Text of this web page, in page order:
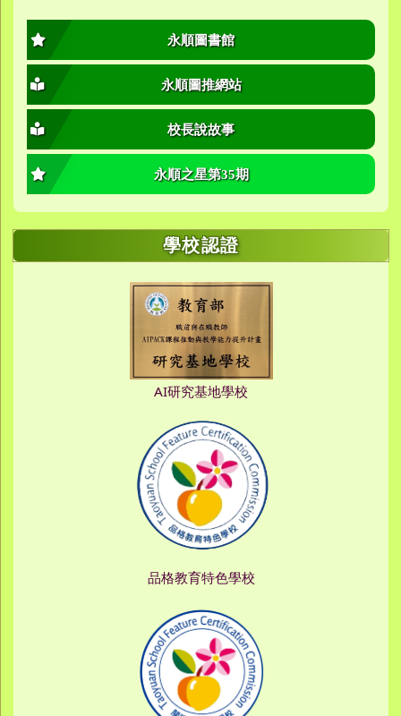
永順圖書館
永順圖推網站
校長說故事
永順之星第35期
學校認證
AI研究基地學校
品格教育特色學校